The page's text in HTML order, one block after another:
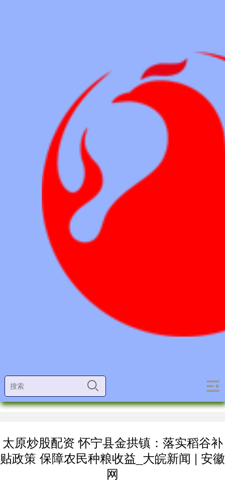
太原炒股配资 怀宁县金拱镇：落实稻谷补
贴政策 保障农民种粮收益_大皖新闻 | 安徽
网